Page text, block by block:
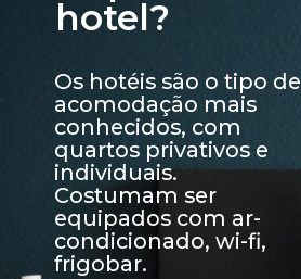
hotel?
Os hotéis são o tipo de
acomodação mais
conhecidos, com
quartos privativos e
individuais.
Costumam ser
equipados com ar-
condicionado, wi-fi,
frigobar.